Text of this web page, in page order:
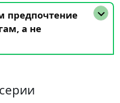
предпочтение
а не